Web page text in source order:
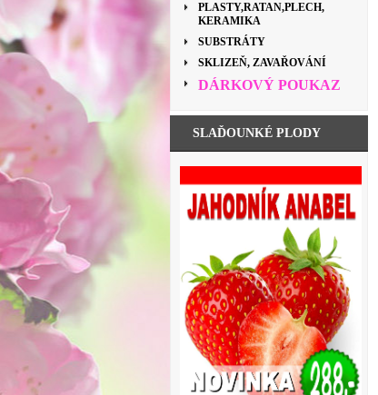
PLASTY,RATAN,PLECH,
KERAMIKA
SUBSTRÁTY
SKLIZEŇ, ZAVAŘOVÁNÍ
DÁRKOVÝ POUKAZ
SLAĎOUNKÉ PLODY